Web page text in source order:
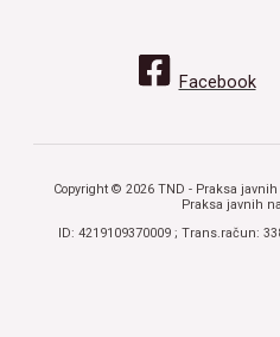
Facebook
Copyright © 2026 TND - Praksa
Praksa javnih
ID: 4219109370009 ; Trans.račun: